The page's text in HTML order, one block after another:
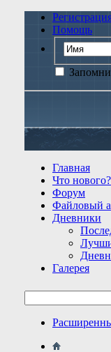
Помощь
Главная
Что нового?
Форум
Файловый
Дневники
Галерея